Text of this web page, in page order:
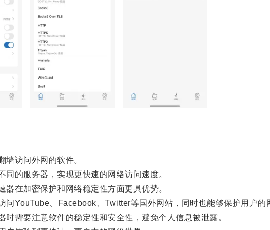
访问外网的软件。
的服务器，实现更快速的网络访问速度。
在加密保护和网络稳定性方面更具优势。
YouTube、Facebook、Twitter等国外网站，同时也能够保护用户的
需要注意软件的稳定性和安全性，避免个人信息被泄露。